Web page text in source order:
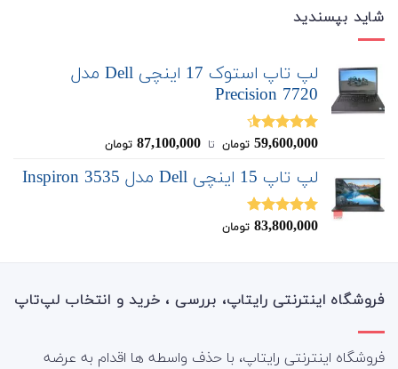
شاید بپسندید
لپ تاپ استوک 17 اینچی Dell مدل
Precision 7720
نمره4.50
59,600,000 تومان ‌ تا ‌ 87,100,000 تومان
لپ تاپ 15 اینچی Dell مدل Inspiron 3535
نمره5.00
83,800,000 تومان
فروشگاه اینترنتی رایتاپ، بررسی ، خرید و انتخاب لپ‌تاپ
فروشگاه اینترنتی رایتاپ، با حذف واسطه ها اقدام به عرضه